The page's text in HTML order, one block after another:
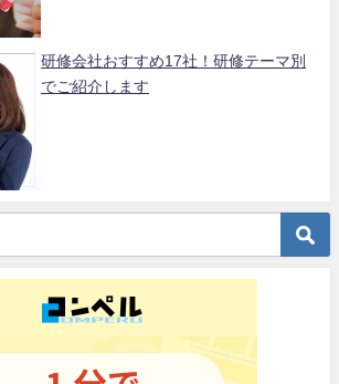
研修会社おすすめ17社！研修テーマ別
でご紹介します